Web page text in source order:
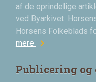
af de oprindelige
ved Byarkivet.
Horsens Folkeblads
mere chevron_right
Publicering og